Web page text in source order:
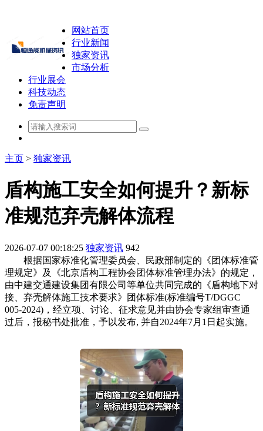
网站首页
行业新闻
独家资讯
市场分析
行业展会
科技动态
免责声明
主页 > 独家资讯
盾构施工安全如何提升？新标
准规范弃壳解体流程
2026-07-07 00:18:25 独家资讯 942
根据国家标准化管理委员会、民政部制定的《团体标准管
理规定》及《北京盾构工程协会团体标准管理办法》的规定，
由中建交通建设集团有限公司等单位共同完成的《盾构地下对
接、弃壳解体施工技术要求》团体标准(标准编号T/DGGC
005-2024)，经立项、讨论、征求意见并由协会专家组审查通
过后，报秘书处批准，予以发布, 并自2024年7月1日起实施。